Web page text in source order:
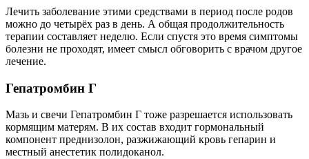
Лечить заболевание этими средствами в период после родов
можно до четырёх раз в день. А общая продолжительность
терапии составляет неделю. Если спустя это время симптомы
болезни не проходят, имеет смысл обговорить с врачом другое
лечение.
Гепатромбин Г
Мазь и свечи Гепатромбин Г тоже разрешается использовать
кормящим матерям. В их состав входит гормональный
компонент преднизолон, разжижающий кровь гепарин и
местный анестетик полидоканол.